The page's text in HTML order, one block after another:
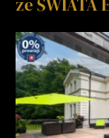
ze ŚWIATA